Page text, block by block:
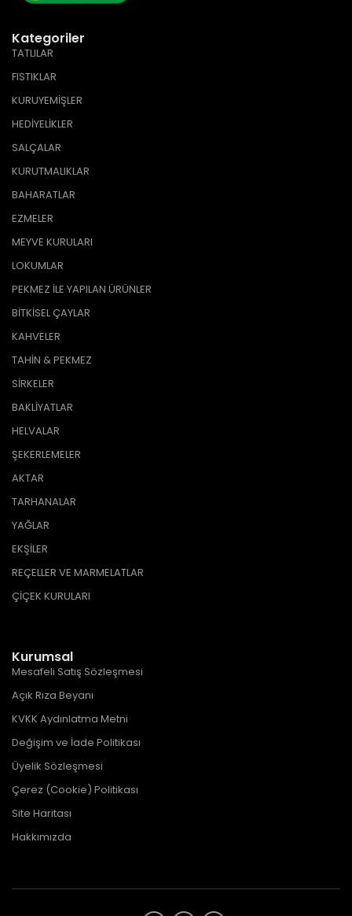
Kategoriler
TATLILAR
FISTIKLAR
KURUYEMİŞLER
HEDİYELİKLER
SALÇALAR
KURUTMALIKLAR
BAHARATLAR
EZMELER
MEYVE KURULARI
LOKUMLAR
PEKMEZ İLE YAPILAN ÜRÜNLER
BİTKİSEL ÇAYLAR
KAHVELER
TAHİN & PEKMEZ
SİRKELER
BAKLİYATLAR
HELVALAR
ŞEKERLEMELER
AKTAR
TARHANALAR
YAĞLAR
EKŞİLER
REÇELLER VE MARMELATLAR
ÇİÇEK KURULARI
Kurumsal
Mesafeli Satış Sözleşmesi
Açık Rıza Beyanı
KVKK Aydınlatma Metni
Değişim ve İade Politikası
Üyelik Sözleşmesi
Çerez (Cookie) Politikası
Site Haritası
Hakkımızda